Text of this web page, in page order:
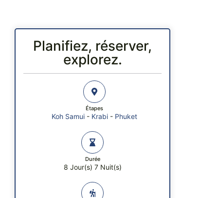
Planifiez, réserver,
explorez.
Étapes
Koh Samui - Krabi - Phuket
Durée
8 Jour(s) 7 Nuit(s)